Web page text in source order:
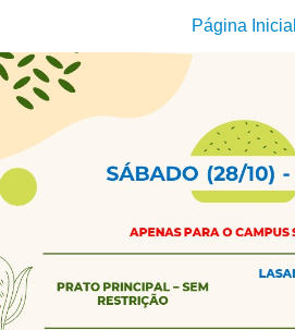
Página Inicial